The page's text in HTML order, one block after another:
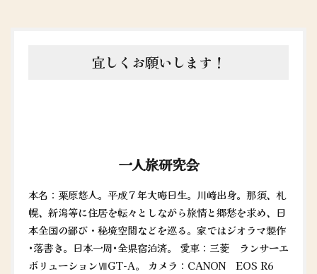
宜しくお願いします！
一人旅研究会
本名：栗原悠人。平成７年大晦日生。川崎出身。那須、札
幌、新潟等に住居を転々としながら旅情と郷愁を求め、日
本全国の鄙び・秘境空間などを巡る。家ではジオラマ製作
•落書き。日本一周•全県宿泊済。 愛車：三菱 ランサーエ
ボリューションⅦGT-A。 カメラ：CANON EOS R6